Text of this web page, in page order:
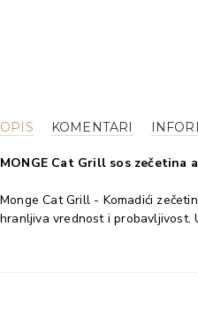
OPIS KOMENTARI
MONGE Cat Grill sos zečetina
Monge Cat Grill - Komadići
hranljiva vrednost i probavljivost.